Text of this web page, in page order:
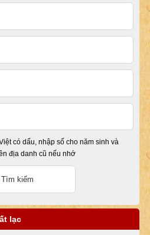
có dấu, nhập số cho năm sinh và
địa danh cũ nếu nhớ
lạc